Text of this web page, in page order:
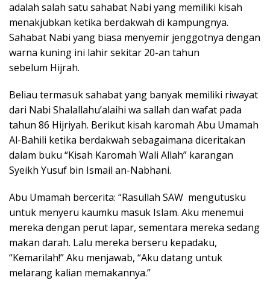
adalah salah satu sahabat Nabi yang memiliki kisah
menakjubkan ketika berdakwah di kampungnya.
Sahabat Nabi yang biasa menyemir jenggotnya dengan
warna kuning ini lahir sekitar 20-an tahun
sebelum Hijrah.
Beliau termasuk sahabat yang banyak memiliki riwayat
dari Nabi Shalallahu’alaihi wa sallah dan wafat pada
tahun 86 Hijriyah. Berikut kisah karomah Abu Umamah
Al-Bahili ketika berdakwah sebagaimana diceritakan
dalam buku “Kisah Karomah Wali Allah” karangan
Syeikh Yusuf bin Ismail an-Nabhani.
Abu Umamah bercerita: “Rasullah SAW mengutusku
untuk menyeru kaumku masuk Islam. Aku menemui
mereka dengan perut lapar, sementara mereka sedang
makan darah. Lalu mereka berseru kepadaku,
“Kemarilah!” Aku menjawab, “Aku datang untuk
melarang kalian memakannya.”